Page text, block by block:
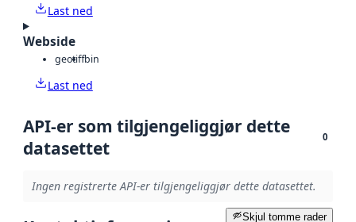
Last ned
Webside
geotiffbin
Last ned
API-er som tilgjengeliggjør dette
datasettet
0
Ingen registrerte API-er tilgjengeliggjør dette datasettet.
Skjul tomme rader